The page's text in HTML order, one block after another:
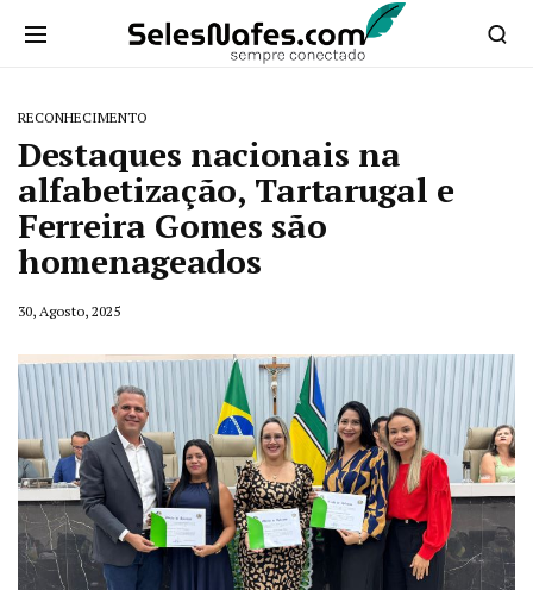
RECONHECIMENTO
Destaques nacionais na
alfabetização, Tartarugal e
Ferreira Gomes são
homenageados
30, Agosto, 2025